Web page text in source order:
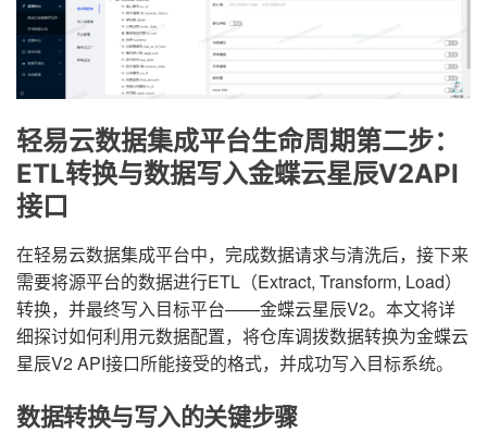
轻易云数据集成平台生命周期第二步：
ETL转换与数据写入金蝶云星辰V2API
接口
在轻易云数据集成平台中，完成数据请求与清洗后，接下来
需要将源平台的数据进行ETL（Extract, Transform, Load）
转换，并最终写入目标平台——金蝶云星辰V2。本文将详
细探讨如何利用元数据配置，将仓库调拨数据转换为金蝶云
星辰V2 API接口所能接受的格式，并成功写入目标系统。
数据转换与写入的关键步骤